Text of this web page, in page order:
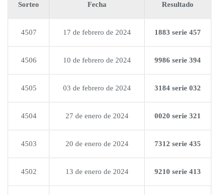
Sorteo Fecha Resultado
4507 17 de febrero de 2024 1883 serie 457
4506 10 de febrero de 2024 9986 serie 394
4505 03 de febrero de 2024 3184 serie 032
4504 27 de enero de 2024 0020 serie 321
4503 20 de enero de 2024 7312 serie 435
4502 13 de enero de 2024 9210 serie 413